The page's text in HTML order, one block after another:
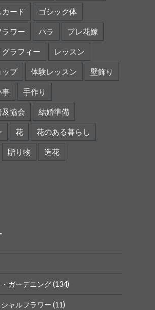
ード ゴシック体
ラワー バラ プレ花嫁
ラフィー レッスン
ップ 体験レッスン 壁飾り
事 手作り
及協会 結婚準備
花 花のある暮らし
贈り物 造花
ガーデニング(134)
ャルフラワー (11)